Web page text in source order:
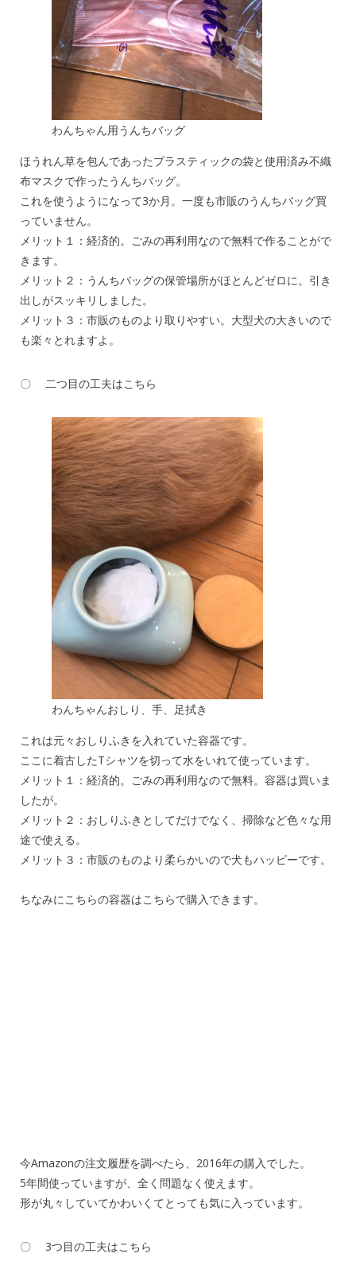
わんちゃん用うんちバッグ
ほうれん草を包んであったプラスティックの袋と使用済み不織
布マスクで作ったうんちバッグ。
これを使うようになって3か月。一度も市販のうんちバッグ買
っていません。
メリット１：経済的。ごみの再利用なので無料で作ることがで
きます。
メリット２：うんちバッグの保管場所がほとんどゼロに。引き
出しがスッキリしました。
メリット３：市販のものより取りやすい。大型犬の大きいので
も楽々とれますよ。
〇 二つ目の工夫はこちら
わんちゃんおしり、手、足拭き
これは元々おしりふきを入れていた容器です。
ここに着古したTシャツを切って水をいれて使っています。
メリット１：経済的。ごみの再利用なので無料。容器は買いま
したが。
メリット２：おしりふきとしてだけでなく、掃除など色々な用
途で使える。
メリット３：市販のものより柔らかいので犬もハッピーです。
ちなみにこちらの容器はこちらで購入できます。
今Amazonの注文履歴を調べたら、2016年の購入でした。
5年間使っていますが、全く問題なく使えます。
形が丸々していてかわいくてとっても気に入っています。
〇 3つ目の工夫はこちら